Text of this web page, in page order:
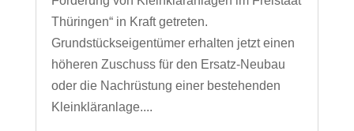
Thüringen“ in Kraft getreten.
Grundstückseigentümer erhalten jetzt einen
höheren Zuschuss für den Ersatz-Neubau
oder die Nachrüstung einer bestehenden
Kleinkläranlage....